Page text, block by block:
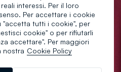
interessi. Per il loro
Per accettare i cookie
"accetta tutti i cookie", per
cookie" o per rifiutarli
accettare". Per maggiori
nostra Cookie Policy